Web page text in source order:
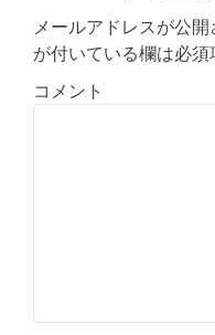
メールアドレスが公開
が付いている欄は必須
コメント